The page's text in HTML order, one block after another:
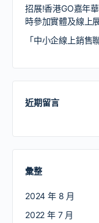
招展!香港GO嘉年
時參加實體及線上
「中小企線上銷
近期留言
彙整
2024 年 8 月
2022 年 7 月